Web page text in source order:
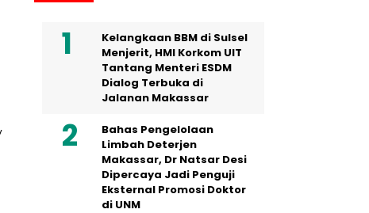
Kelangkaan BBM di Sulsel
Menjerit, HMI Korkom UIT
Tantang Menteri ESDM
Dialog Terbuka di
Jalanan Makassar
Bahas Pengelolaan
Limbah Deterjen
Makassar, Dr Natsar Desi
Dipercaya Jadi Penguji
Eksternal Promosi Doktor
di UNM